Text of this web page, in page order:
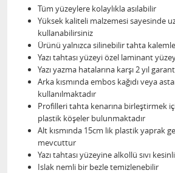
Tüm yüzeylere kolaylıkla asılabilir
Yüksek kaliteli malzemesi sayesinde
kullanabilirsiniz
Ürünü yalnızca silinebilir tahta
Yazı tahtası yüzeyi özel laminant
Yazı yazma hatalarına karşı 2 yıl
Arka kısmında embos kağıdı veya
kullanılmaktadır
Profilleri tahta kenarına birleştirmek
plastik köşeler bulunmaktadır
Alt kısmında 15cm lik plastik yaprak
mevcuttur
Yazı tahtası yüzeyine alkollü sıvı
Islak nemli bir bezle temizlenebilir